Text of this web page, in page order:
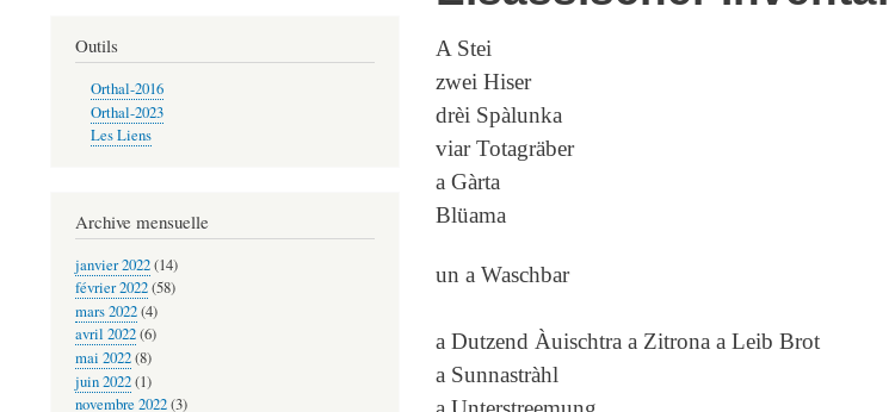
A Stei
zwei Hiser
drèi Spàlunka
viar Totagräber
a Gàrta
Blüama
un a Waschbar
a Dutzend Àuischtra a Zitrona a Leib Brot
a Sunnastràhl
Outils
Orthal-2016
Orthal-2023
Les Liens
Archive mensuelle
janvier 2022(14)
février 2022(58)
mars 2022(4)
avril 2022(6)
mai 2022(8)
juin 2022(1)
novembre 2022(3)